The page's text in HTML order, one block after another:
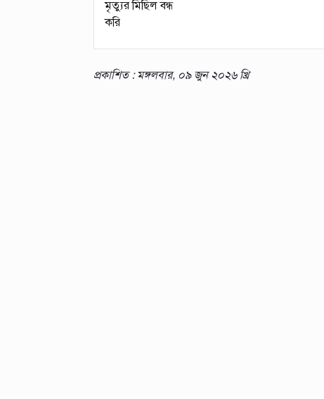
প্রকাশিত : মঙ্গলবার, ০৯ জুন ২০২৬ খ্রি